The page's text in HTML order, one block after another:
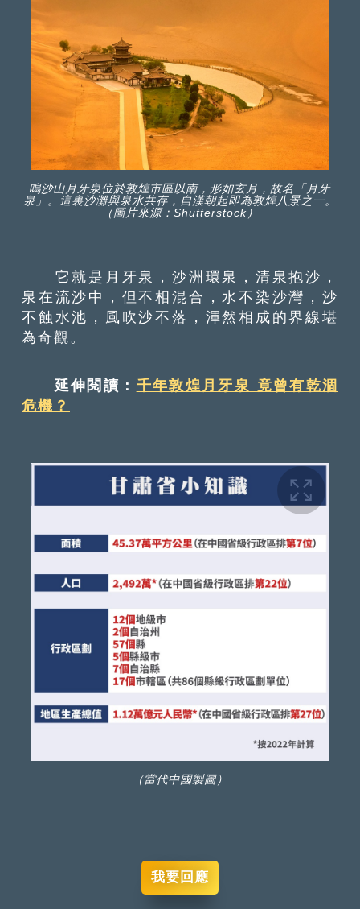
鳴沙山月牙泉位於敦煌市區以南，形如玄月，故名「月牙
泉」。這裏沙灘與泉水共存，自漢朝起即為敦煌八景之一。
（圖片來源：Shutterstock）
它就是月牙泉，沙洲環泉，清泉抱沙，
泉在流沙中，但不相混合，水不染沙灣，沙
不蝕水池，風吹沙不落，渾然相成的界線堪
為奇觀。
延伸閱讀： 千年敦煌月牙泉 竟曾有乾涸
危機？
（當代中國製圖）
我要回應